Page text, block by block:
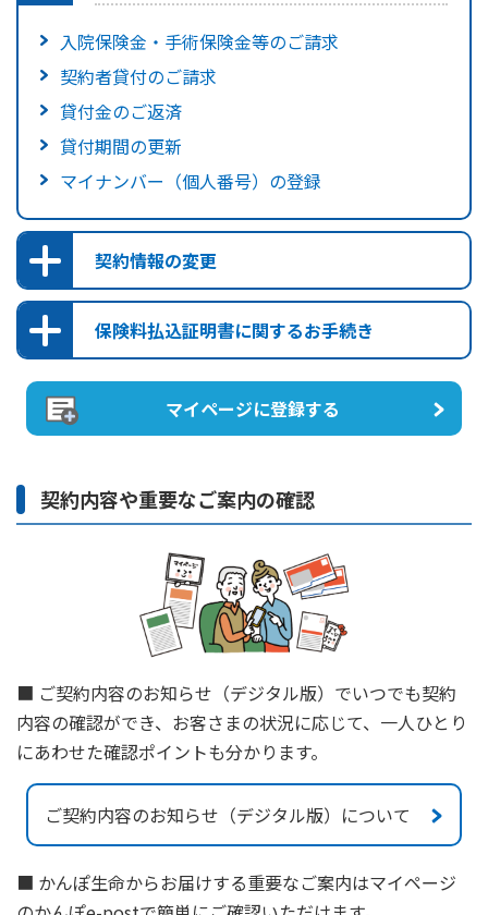
入院保険金・手術保険金等のご請求
契約者貸付のご請求
貸付金のご返済
貸付期間の更新
マイナンバー（個人番号）の登録
契約情報の変更
ご住所・電話番号の変更
ご家族登録制度のご利用
保険金受取人のご指定・ご変更
保険料振替口座のご指定・ご変更
保険料払込証明書に関するお手続き
保険料払込証明書の電子発行
マイページに登録する
契約内容や重要なご案内の確認
■ ご契約内容のお知らせ（デジタル版）でいつでも契約
内容の確認ができ、お客さまの状況に応じて、 一人ひとり
にあわせた確認ポイントも分かります。
ご契約内容のお知らせ（デジタル版）について
■ かんぽ生命からお届けする重要なご案内はマイページ